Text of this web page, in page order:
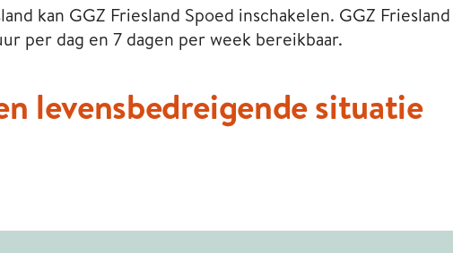
kan GGZ Friesland Spoed inschakelen. GGZ
per dag en 7 dagen per week bereikbaar.
levensbedreigende situatie